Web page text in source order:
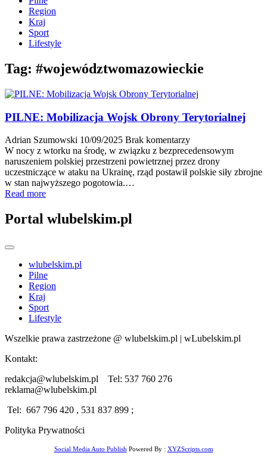
Region
Kraj
Sport
Lifestyle
Tag: #województwomazowieckie
PILNE: Mobilizacja Wojsk Obrony Terytorialnej
Adrian Szumowski 10/09/2025 Brak komentarzy
W nocy z wtorku na środę, w związku z bezprecedensowym
naruszeniem polskiej przestrzeni powietrznej przez drony
uczestniczące w ataku na Ukrainę, rząd postawił polskie siły zbrojne
w stan najwyższego pogotowia.…
Read more
Portal wlubelskim.pl
wlubelskim.pl
Pilne
Region
Kraj
Sport
Lifestyle
Wszelkie prawa zastrzeżone @ wlubelskim.pl | wLubelskim.pl
Kontakt:
redakcja@wlubelskim.pl Tel: 537 760 276
reklama@wlubelskim.pl
Tel: 667 796 420 , 531 837 899 ;
Polityka Prywatności
Social Media Auto Publish Powered By : XYZScripts.com